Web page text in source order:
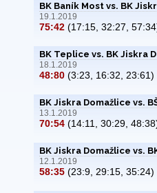
BK Baník Most vs. BK
19.1.2019
75:42 (17:15, 32:27,
BK Teplice vs. BK Jiskra
18.1.2019
48:80 (3:23, 16:32, 23:61)
BK Jiskra Domažlice vs.
13.1.2019
70:54 (14:11, 30:29,
BK Jiskra Domažlice vs.
12.1.2019
58:35 (23:9, 29:15, 35:24)